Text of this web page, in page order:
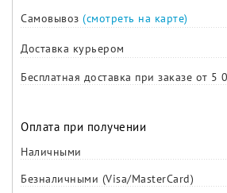
Самовывоз (смотреть на карте)
Доставка курьером
Бесплатная доставка при заказе от 5
Оплата при получении
Наличными
Безналичными (Visa/MasterCard)